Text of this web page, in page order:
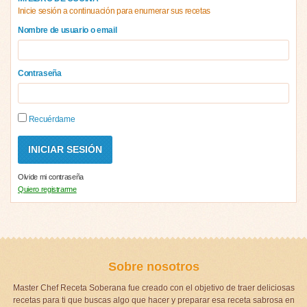
Inicie sesión a continuación para enumerar sus recetas
Nombre de usuario o email
Contraseña
Recuérdame
Olvide mi contraseña
Quiero registrarme
Sobre nosotros
Master Chef Receta Soberana fue creado con el objetivo de traer deliciosas
recetas para ti que buscas algo que hacer y preparar esa receta sabrosa en